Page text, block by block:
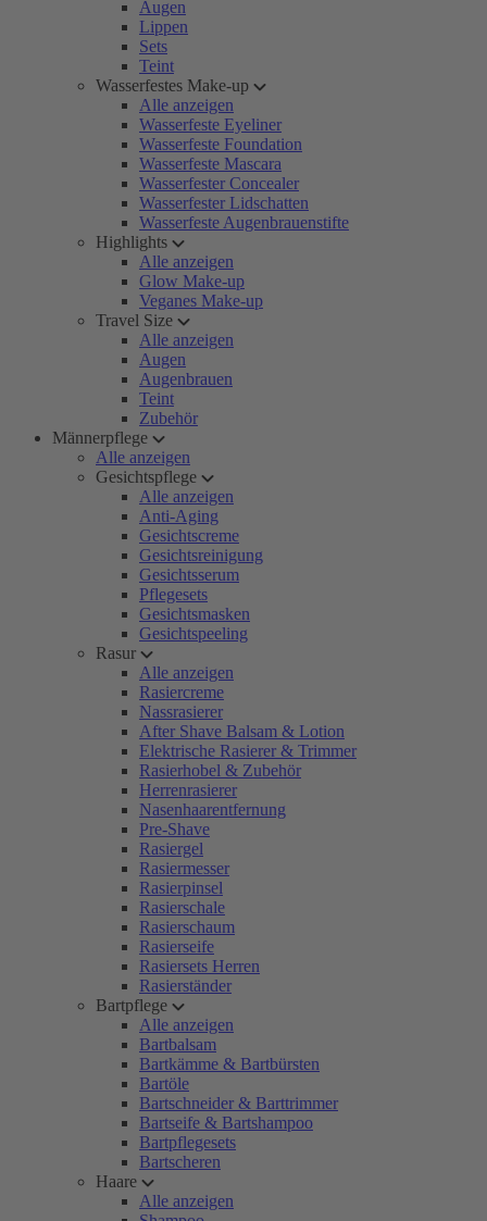
Augen
Lippen
Sets
Teint
Wasserfestes Make-up
Alle anzeigen
Wasserfeste Eyeliner
Wasserfeste Foundation
Wasserfeste Mascara
Wasserfester Concealer
Wasserfester Lidschatten
Wasserfeste Augenbrauenstifte
Highlights
Alle anzeigen
Glow Make-up
Veganes Make-up
Travel Size
Alle anzeigen
Augen
Augenbrauen
Teint
Zubehör
Männerpflege
Alle anzeigen
Gesichtspflege
Alle anzeigen
Anti-Aging
Gesichtscreme
Gesichtsreinigung
Gesichtsserum
Pflegesets
Gesichtsmasken
Gesichtspeeling
Rasur
Alle anzeigen
Rasiercreme
Nassrasierer
After Shave Balsam & Lotion
Elektrische Rasierer & Trimmer
Rasierhobel & Zubehör
Herrenrasierer
Nasenhaarentfernung
Pre-Shave
Rasiergel
Rasiermesser
Rasierpinsel
Rasierschale
Rasierschaum
Rasierseife
Rasiersets Herren
Rasierständer
Bartpflege
Alle anzeigen
Bartbalsam
Bartkämme & Bartbürsten
Bartöle
Bartschneider & Barttrimmer
Bartseife & Bartshampoo
Bartpflegesets
Bartscheren
Haare
Alle anzeigen